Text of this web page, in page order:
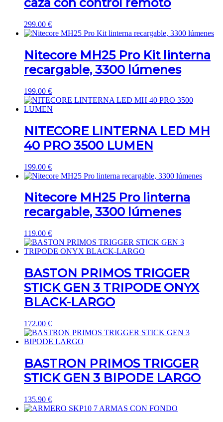
299.00 €
Nitecore MH25 Pro Kit linterna
recargable, 3300 lúmenes
199.00 €
NITECORE LINTERNA LED MH
40 PRO 3500 LUMEN
199.00 €
Nitecore MH25 Pro linterna
recargable, 3300 lúmenes
119.00 €
BASTON PRIMOS TRIGGER
STICK GEN 3 TRIPODE ONYX
BLACK-LARGO
172.00 €
BASTRON PRIMOS TRIGGER
STICK GEN 3 BIPODE LARGO
135.90 €